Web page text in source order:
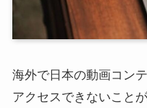
海外で日本の動画コン
アクセスできないこと